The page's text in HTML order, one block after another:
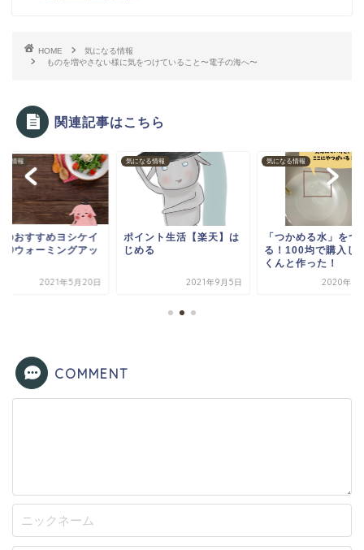
HOME
気になる情報
ものを増やさない様に気をつけていること〜電子の海へ〜
関連記事はこちら
る情報
のおすすめヨシケイ
②ウォーミングアッ
2021年5月20日
気になる情報
ポイント生活【楽天】は
じめる
2021年9月5日
気になる情報
「つかめる水」をつ
る！100均で購入し
くんと作った！
2020年5
COMMENT